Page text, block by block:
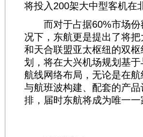
将投入200架大中型客机在
而对于占据60%市场份
况下，东航更是提出了将
和天合联盟亚太枢纽的双
划，将在大兴机场规划基
航线网络布局，无论是在
与航班波构建、配套的产
排，届时东航将成为唯一